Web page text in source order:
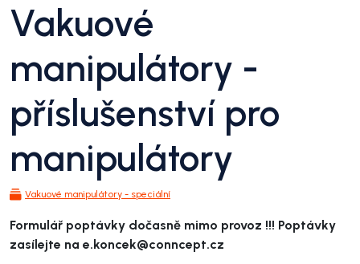
Vakuové
manipulátory -
příslušenství pro
manipulátory
Vakuové manipulátory - speciální
Formulář poptávky dočasně mimo provoz !!! Poptávky
zasílejte na e.koncek@conncept.cz